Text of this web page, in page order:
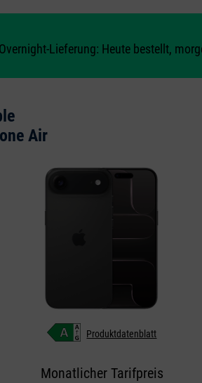
Overnight-Lieferung: Heute bestellt,
Air
Produktdatenblatt
Monatlicher Tarifpreis